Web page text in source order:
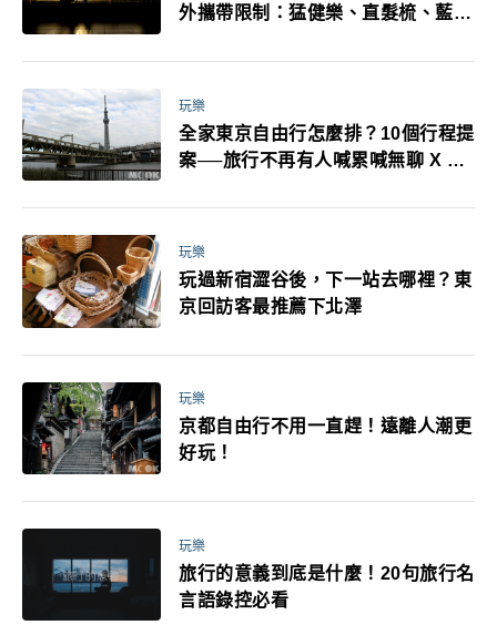
外攜帶限制：猛健樂、直髮梳、藍牙
萬！注意事項一次看！
玩樂
全家東京自由行怎麼排？10個行程提
案──旅行不再有人喊累喊無聊 X 爸
玩樂
玩過新宿澀谷後，下一站去哪裡？東
京回訪客最推薦下北澤
玩樂
京都自由行不用一直趕！遠離人潮更
好玩！
玩樂
旅行的意義到底是什麼！20句旅行名
言語錄控必看